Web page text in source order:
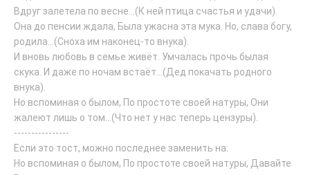
Вдруг залетела по весне...(К ней птица счастья и удачи).
Она до пенсии ждала, Была ужасна эта мука. Но, слава богу,
родила...(Сноха им наконец-то внука).
И вновь любовь в семье живёт. Умчалась прочь былая
скука. И даже по ночам встаёт...(Дед покачать родного
внука).
Но вспоминая о былом, По простоте своей натуры, Они
жалеют лишь о том...(Что нет у нас теперь цензуры).
----------------
Если это тост, можно последнее заменить на:
Но вспоминая о былом, По простоте своей натуры, Давайте